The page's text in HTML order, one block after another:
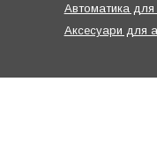
Автоматика для
Аксесуари для